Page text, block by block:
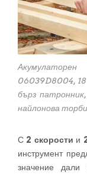
06039D8004,
бърз
найлонова
С 2 скорости и
инструмент
значение